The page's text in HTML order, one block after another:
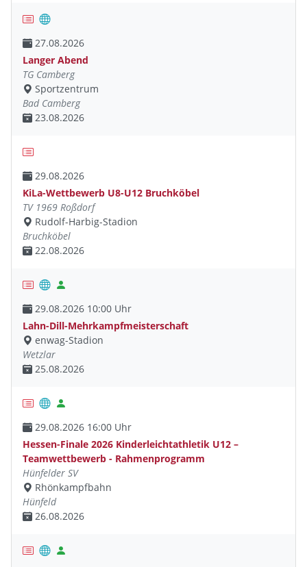
27.08.2026
Langer Abend
TG Camberg
Sportzentrum
Bad Camberg
23.08.2026
29.08.2026
KiLa-Wettbewerb U8-U12 Bruchköbel
TV 1969 Roßdorf
Rudolf-Harbig-Stadion
Bruchköbel
22.08.2026
29.08.2026 10:00 Uhr
Lahn-Dill-Mehrkampfmeisterschaft
enwag-Stadion
Wetzlar
25.08.2026
29.08.2026 16:00 Uhr
Hessen-Finale 2026 Kinderleichtathletik U12 –
Teamwettbewerb - Rahmenprogramm
Hünfelder SV
Rhönkampfbahn
Hünfeld
26.08.2026